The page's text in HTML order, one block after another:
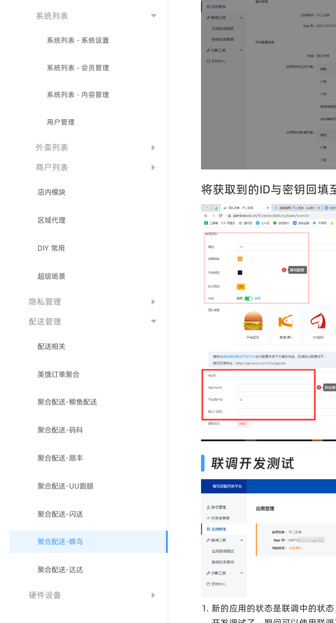
系统列表
系统列表 - 系统设置
系统列表 - 会员管理
系统列表 - 内容管理
用户管理
外卖列表
商户列表
店内模块
区域代理
DIY 常用
超级场景
隐私管理
配送管理
配送相关
美饿订单聚合
聚合配送-鲫鱼配送
聚合配送-码科
聚合配送-顺丰
聚合配送-UU跑腿
聚合配送-闪送
聚合配送-蜂鸟
聚合配送-达达
硬件设备
将获取到的ID与密钥回填
联调开发测试
新的应用的状态是联调中的状